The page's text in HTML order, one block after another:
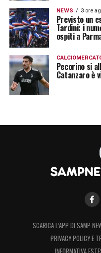
NEWS 3 ore
Previsto un
Tardini: i
ospiti a
Pecorino si
Catanzaro è
SCARICA L’APP DI SAMP
PRIVACY POLICY E